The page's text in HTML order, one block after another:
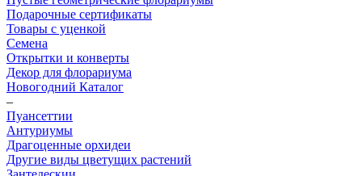
Подарочные сертификаты
Товары с уценкой
Семена
Открытки и конверты
Декор для флорариума
Новогодний Каталог
–
Пуансеттии
Антуриумы
Драгоценные орхидеи
Другие виды цветущих растений